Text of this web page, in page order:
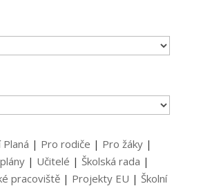
Planá | Pro rodiče | Pro žáky|
| Učitelé | Školská rada |
pracoviště| Projekty EU | Školní